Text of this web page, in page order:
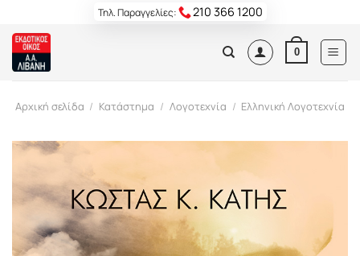
content
Τηλ. Παραγγελίες: 210 366 1200
0
Αρχική σελίδα / Κατάστημα / Λογοτεχνία / Ελληνική Λογοτεχνία